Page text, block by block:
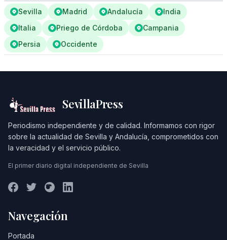
Sevilla Madrid Andalucía
India
Italia
Priego de Córdoba
Campania
Persia
Occidente
SevillaPress
Periodismo independiente y de calidad. Informamos con rigor
sobre la actualidad de Sevilla y Andalucía, comprometidos con
la veracidad y el servicio público.
El primer diario digital independiente de Sevilla
Navegación
Portada